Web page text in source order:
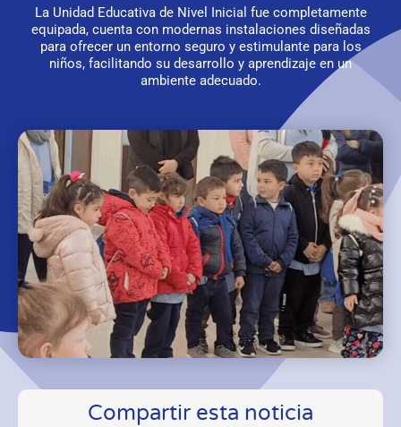
La Unidad Educativa de Nivel Inicial fue completamente
equipada, cuenta con modernas instalaciones diseñadas
para ofrecer un entorno seguro y estimulante para los
niños, facilitando su desarrollo y aprendizaje en un
ambiente adecuado.
Compartir esta noticia